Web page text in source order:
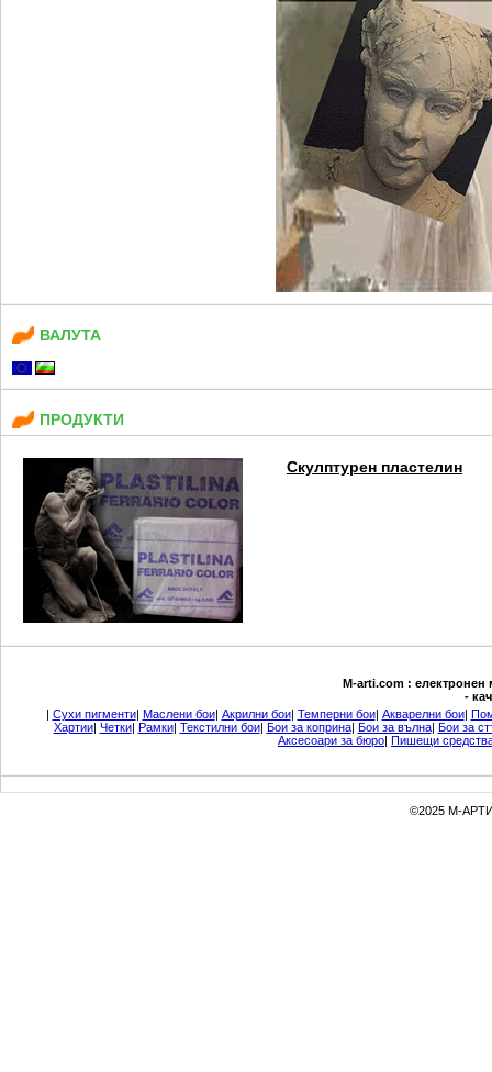
ВАЛУТА
ПРОДУКТИ
Скулптурен пластелин
М-arti.com : електронен
-
| Сухи пигменти| Маслени бои| Акрилни бои| Темперни бои| Акварелни бои|
Хартии| Четки| Рамки| Текстилни бои| Бои за коприна| Бои за вълна| Бои за
Аксесоари за бюро| Пишещи
©2025 М-